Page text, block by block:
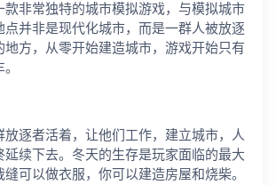
款非常独特的城市模拟游戏，与模拟城市
点并非是现代化城市，而是一群人被放逐
地方，从零开始建造城市，游戏开始只有
放逐者活着，让他们工作，建立城市，人
延续下去。冬天的生存是玩家面临的最大
可以做衣服，你可以建造房屋和烧柴。